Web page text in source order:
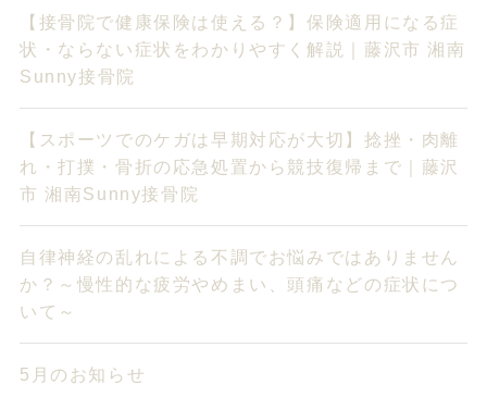
【接骨院で健康保険は使える？】保険適用になる症
状・ならない症状をわかりやすく解説｜藤沢市 湘南
Sunny接骨院
【スポーツでのケガは早期対応が大切】捻挫・肉離
れ・打撲・骨折の応急処置から競技復帰まで｜藤沢
市 湘南Sunny接骨院
自律神経の乱れによる不調でお悩みではありません
か？～慢性的な疲労やめまい、頭痛などの症状につ
いて～
5月のお知らせ